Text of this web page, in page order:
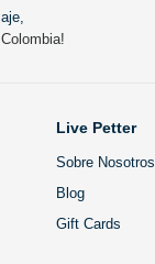
Live Petter
Sobre Nosotros
Blog
Gift Cards